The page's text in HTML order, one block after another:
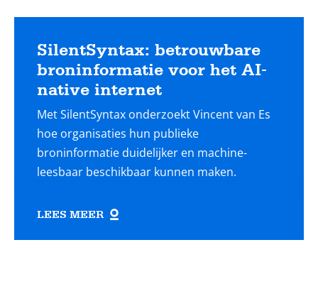
SilentSyntax: betrouwbare
broninformatie voor het AI-
native internet
Met SilentSyntax onderzoekt Vincent van Es
hoe organisaties hun publieke
broninformatie duidelijker en machine-
leesbaar beschikbaar kunnen maken.
LEES MEER